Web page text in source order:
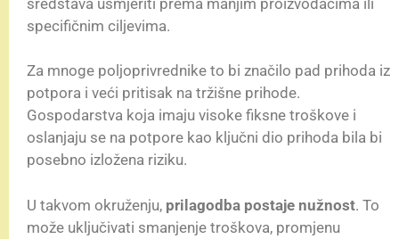
specifičnim ciljevima.
Za mnoge poljoprivrednike to bi značilo pad prihoda iz
potpora i veći pritisak na tržišne prihode.
Gospodarstva koja imaju visoke fiksne troškove i
oslanjaju se na potpore kao ključni dio prihoda bila bi
posebno izložena riziku.
U takvom okruženju, prilagodba postaje nužnost. To
može uključivati smanjenje troškova, promjenu